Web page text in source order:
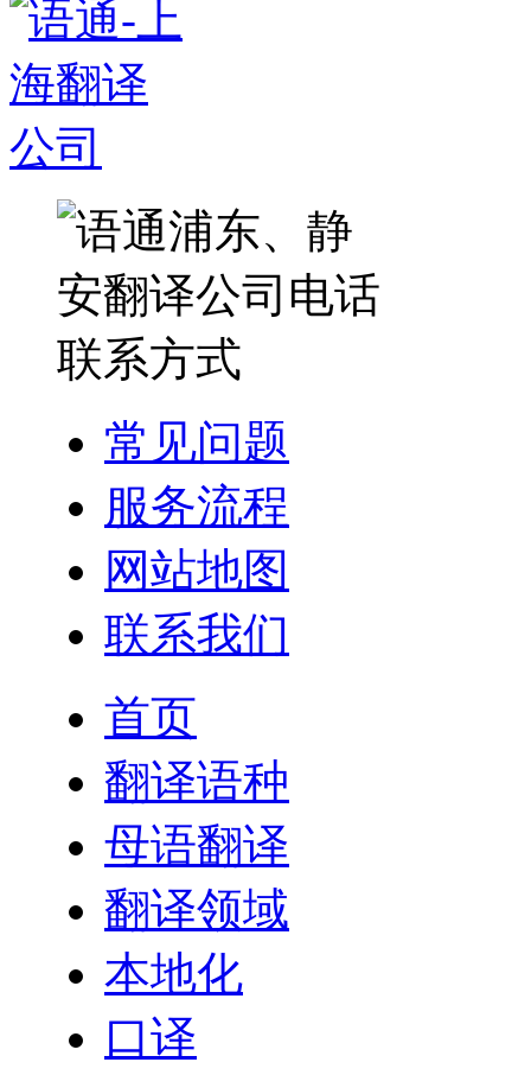
常见问题
服务流程
网站地图
联系我们
首页
翻译语种
母语翻译
翻译领域
本地化
口译